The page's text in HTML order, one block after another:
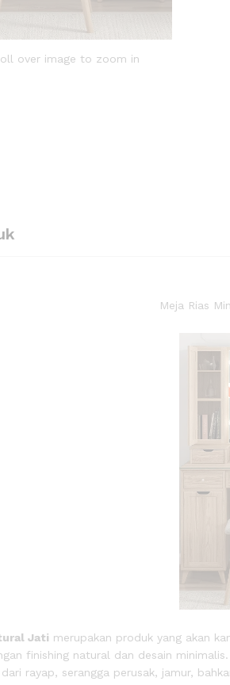
over image to zoom in
Meja Rias
Jati merupakan produk yang akan
finishing natural dan desain
rayap, serangga perusak, jamur,